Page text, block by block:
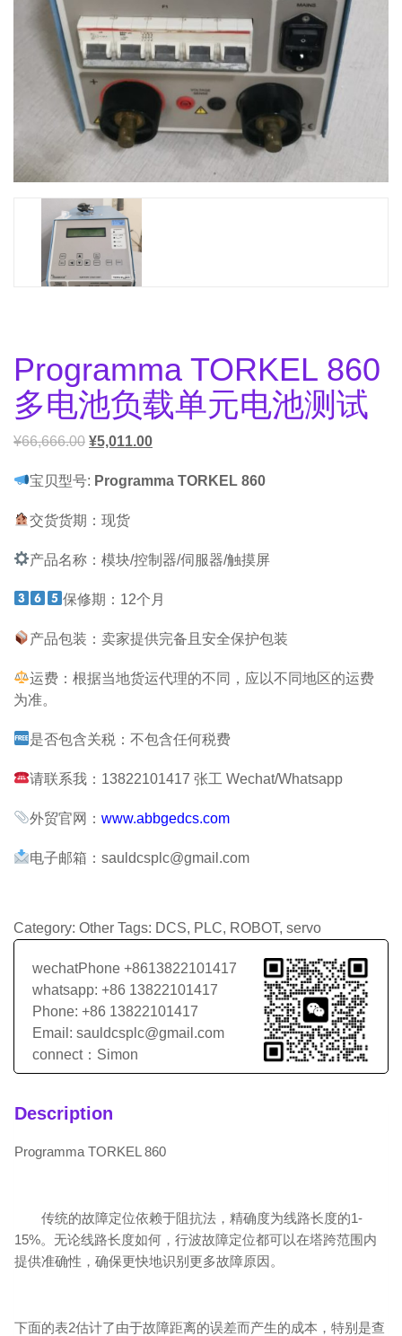
Programma TORKEL 860
多电池负载单元电池测试
¥66,666.00 ¥5,011.00
宝贝型号: Programma TORKEL 860
交货货期：现货
产品名称：模块/控制器/伺服器/触摸屏
保修期：12个月
产品包装：卖家提供完备且安全保护包装
运费：根据当地货运代理的不同，应以不同地区的运费
为准。
是否包含关税：不包含任何税费
请联系我：13822101417 张工 Wechat/Whatsapp
外贸官网：www.abbgedcs.com
电子邮箱：sauldcsplc@gmail.com
Category: Other Tags: DCS, PLC, ROBOT, servo
wechatPhone +8613822101417
whatsapp: +86 13822101417
Phone: +86 13822101417
Email: sauldcsplc@gmail.com
connect：Simon
Description
Programma TORKEL 860
传统的故障定位依赖于阻抗法，精确度为线路长度的1-
15%。无论线路长度如何，行波故障定位都可以在塔跨范围内
提供准确性，确保更快地识别更多故障原因。
下面的表2估计了由于故障距离的误差而产生的成本，特别是查